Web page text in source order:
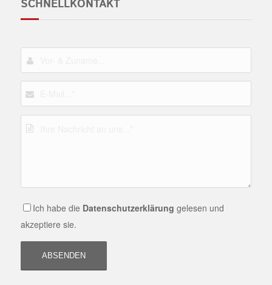
SCHNELLKONTAKT
Ich habe die Datenschutzerklärung gelesen und
akzeptiere sie.